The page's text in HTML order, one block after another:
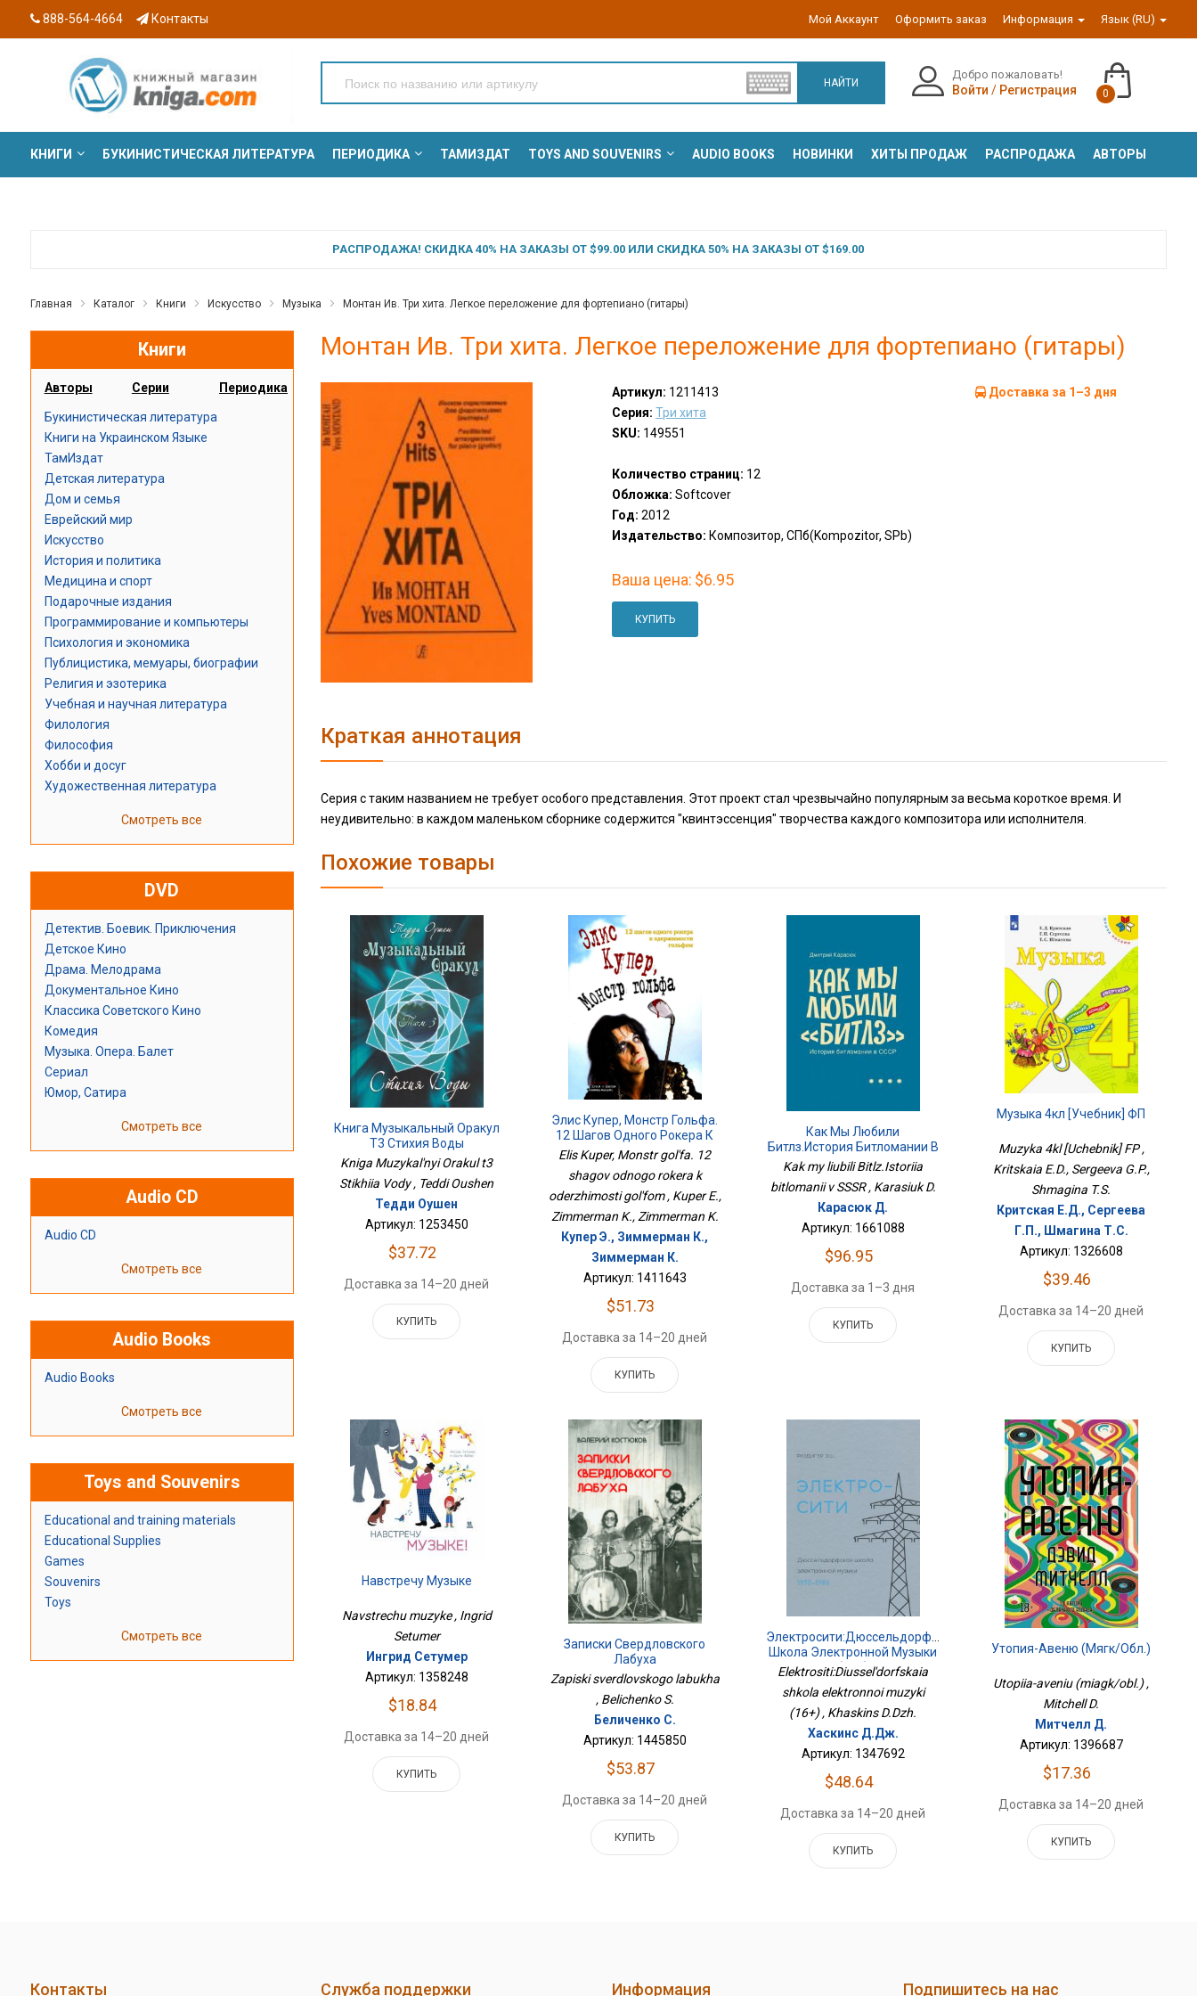
888-564-4664 Контакты Мой Аккаунт Оформить заказ Информация Язык (RU)
НАЙТИ
Добро пожаловать!
Войти / Регистрация 0
КНИГИ БУКИНИСТИЧЕСКАЯ ЛИТЕРАТУРА ПЕРИОДИКА ТАМИЗДАТ TOYS AND SOUVENIRS AUDIO BOOKS НОВИНКИ ХИТЫ ПРОДАЖ РАСПРОДАЖА АВТОРЫ
РАСПРОДАЖА! СКИДКА 40% НА ЗАКАЗЫ ОТ $99.00 ИЛИ СКИДКА 50% НА ЗАКАЗЫ ОТ $169.00
Главная Каталог Книги Искусство Музыка Монтан Ив. Три хита. Легкое переложение для фортепиано (гитары)
Книги
Авторы Серии Периодика
Букинистическая литература
Книги на Украинском Языке
ТамИздат
Детская литература
Дом и семья
Еврейский мир
Искусство
История и политика
Медицина и спорт
Подарочные издания
Программирование и компьютеры
Психология и экономика
Публицистика, мемуары, биографии
Религия и эзотерика
Учебная и научная литература
Филология
Философия
Хобби и досуг
Художественная литература
Смотреть все
DVD
Детектив. Боевик. Приключения
Детское Кино
Драма. Мелодрама
Документальное Кино
Классика Советского Кино
Комедия
Музыка. Опера. Балет
Сериал
Юмор, Сатира
Смотреть все
Audio CD
Audio CD
Смотреть все
Audio Books
Audio Books
Смотреть все
Toys and Souvenirs
Educational and training materials
Educational Supplies
Games
Souvenirs
Toys
Смотреть все
Монтан Ив. Три хита. Легкое переложение для фортепиано (гитары)
Артикул: 1211413
Серия: Три хита
SKU: 149551
Количество страниц: 12
Обложка: Softcover
Год: 2012
Издательство: Композитор, СПб(Kompozitor, SPb)
Ваша цена: $6.95
КУПИТЬ
Доставка за 1–3 дня
Краткая аннотация
Серия с таким названием не требует особого представления. Этот проект стал чрезвычайно популярным за весьма короткое время. И
неудивительно: в каждом маленьком сборнике содержится "квинтэссенция" творчества каждого композитора или исполнителя.
Похожие товары
Книга Музыкальный Оракул
Т3 Стихия Воды
Kniga Muzykal'nyi Orakul t3
Stikhiia Vody , Teddi Oushen
Тедди Оушен
Артикул: 1253450
$37.72
Доставка за 14–20 дней
КУПИТЬ
Элис Купер, Монстр Гольфа.
12 Шагов Одного Рокера К
Одержимости Гольфом
Elis Kuper, Monstr gol'fa. 12
shagov odnogo rokera k
oderzhimosti gol'fom , Kuper E.,
Zimmerman K., Zimmerman K.
Купер Э., Зиммерман К.,
Зиммерман К.
Артикул: 1411643
$51.73
Доставка за 14–20 дней
КУПИТЬ
Как Мы Любили
Битлз.История Битломании В
СССР
Kak my liubili Bitlz.Istoriia
bitlomanii v SSSR , Karasiuk D.
Карасюк Д.
Артикул: 1661088
$96.95
Доставка за 1–3 дня
КУПИТЬ
Музыка 4кл [Учебник] ФП
Muzyka 4kl [Uchebnik] FP ,
Kritskaia E.D., Sergeeva G.P.,
Shmagina T.S.
Критская Е.Д., Сергеева
Г.П., Шмагина Т.С.
Артикул: 1326608
$39.46
Доставка за 14–20 дней
КУПИТЬ
Навстречу Музыке
Navstrechu muzyke , Ingrid
Setumer
Ингрид Сетумер
Артикул: 1358248
$18.84
Доставка за 14–20 дней
КУПИТЬ
Записки Свердловского
Лабуха
Zapiski sverdlovskogo labukha
, Belichenko S.
Беличенко С.
Артикул: 1445850
$53.87
Доставка за 14–20 дней
КУПИТЬ
Электросити:Дюссельдорфская
Школа Электронной Музыки
(16+)
Elektrositi:Diussel'dorfskaia
shkola elektronnoi muzyki
(16+) , Khaskins D.Dzh.
Хаскинс Д.Дж.
Артикул: 1347692
$48.64
Доставка за 14–20 дней
КУПИТЬ
Утопия-Авеню (мягк/обл.)
Utopiia-aveniu (miagk/obl.) ,
Mitchell D.
Митчелл Д.
Артикул: 1396687
$17.36
Доставка за 14–20 дней
КУПИТЬ
Контакты Служба поддержки Информация Подпишитесь на нас